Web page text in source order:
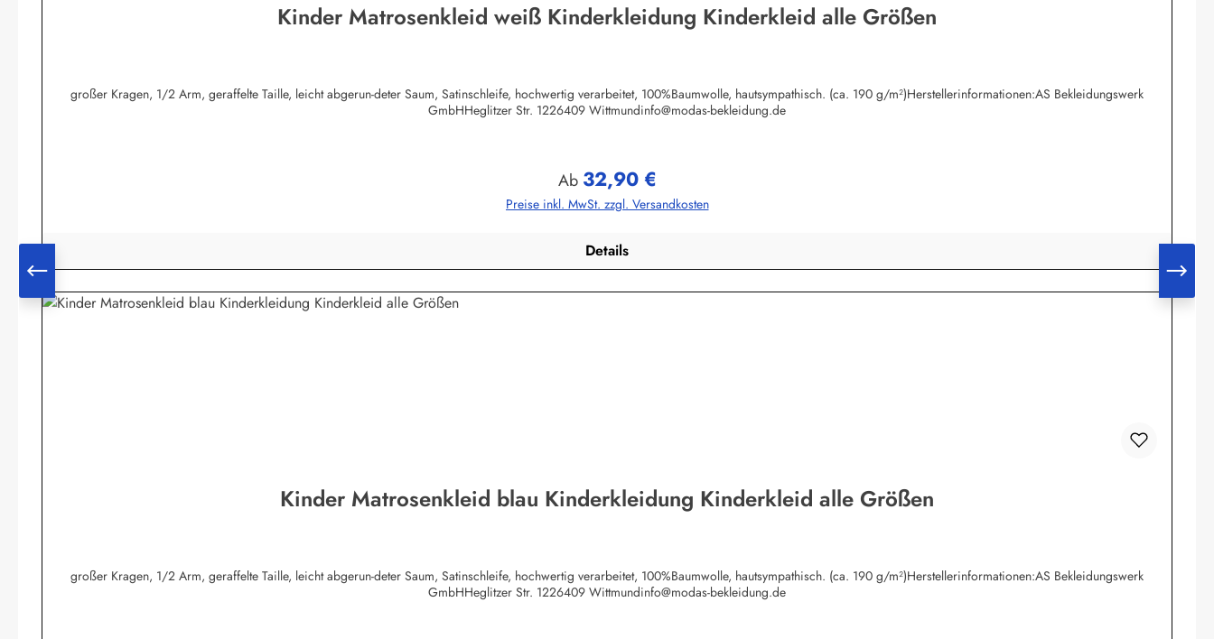
Kinder Matrosenkleid weiß Kinderkleidung Kinderkleid alle Größen
großer Kragen, 1/2 Arm, geraffelte Taille, leicht abgerun-deter Saum, Satinschleife, hochwertig verarbeitet, 100%Baumwolle, hautsympathisch. (ca. 190 g/m²)Herstellerinformationen:AS Bekleidungswerk
GmbHHeglitzer Str. 1226409 Wittmundinfo@modas-bekleidung.de
Regulärer Preis:
Ab 32,90 €
Preise inkl. MwSt. zzgl. Versandkosten
Details
Kinder Matrosenkleid blau Kinderkleidung Kinderkleid alle Größen
großer Kragen, 1/2 Arm, geraffelte Taille, leicht abgerun-deter Saum, Satinschleife, hochwertig verarbeitet, 100%Baumwolle, hautsympathisch. (ca. 190 g/m²)Herstellerinformationen:AS Bekleidungswerk
GmbHHeglitzer Str. 1226409 Wittmundinfo@modas-bekleidung.de